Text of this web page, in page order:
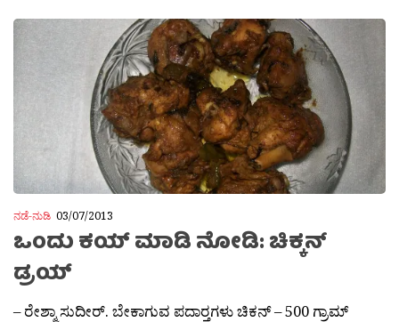
ನಡೆ-ನುಡಿ 03/07/2013
ಒಂದು ಕಯ್ ಮಾಡಿ ನೋಡಿ: ಚಿಕ್ಕನ್
ಡ್ರಯ್
– ರೇಶ್ಮಾ ಸುದೀರ್. ಬೇಕಾಗುವ ಪದಾರ್‍ತಗಳು ಚಿಕನ್ – 500 ಗ್ರಾಮ್